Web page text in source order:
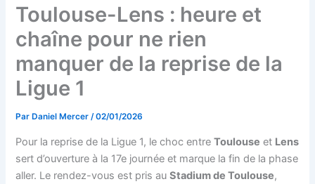
Toulouse-Lens : heure et
chaîne pour ne rien
manquer de la reprise de la
Ligue 1
Par Daniel Mercer/02/01/2026
Pour la reprise de la Ligue 1, le choc entreToulouse et Lens
sert d’ouverture à la 17e journée et marque la fin de la phase
aller. Le rendez-vous est pris auStadium de Toulouse,